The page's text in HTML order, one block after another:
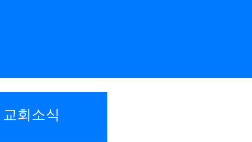
교회소식